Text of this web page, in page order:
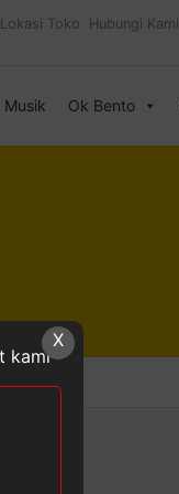
Lokasi Toko
Hubungi Kami
Musik Ok Bento
X
kami